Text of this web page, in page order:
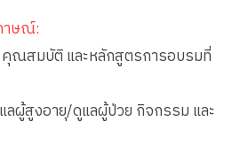
าษณ์:
ณสมบัติ และหลักสูตรการอบรมที่
ลผู้สูงอายุ/ดูแลผู้ป่วย กิจกรรม และ